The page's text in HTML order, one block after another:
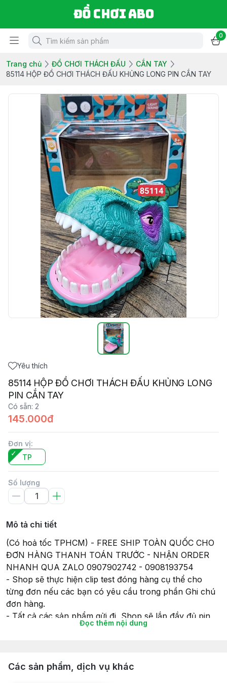
Đồ chơi ABO
0
Trang chủ ĐỒ CHƠI THÁCH ĐẤU
CẮN TAY
85114 HỘP ĐỒ CHƠI THÁCH ĐẤU KHỦNG LONG PIN CẮN TAY
Yêu thích
85114 HỘP ĐỒ CHƠI THÁCH ĐẤU KHỦNG LONG
PIN CẮN TAY
Có sẵn: 2
145.000đ
Đơn vị:
TP
Số lượng
Mô tả chi tiết
(Có hoả tốc TPHCM) - FREE SHIP TOÀN QUỐC CHO
ĐƠN HÀNG THANH TOÁN TRƯỚC - NHẬN ORDER
NHANH QUA ZALO 0907902742 - 0908193754
- Shop sẽ thực hiện clip test đóng hàng cụ thể cho
từng đơn nếu các bạn có yêu cầu trong phần Ghi chú
đơn hàng.
- Tất cả các sản phẩm gửi đi, Shop sẽ lắp đầy đủ pin
(nếu có) để đảm bảo tính tiện lợi và có thể chơi ngay
mình.
Đọc thêm nội dung
Các sản phẩm, dịch vụ khác